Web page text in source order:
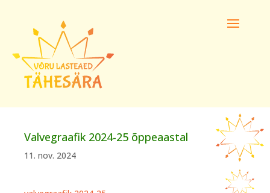
Valvegraafik 2024-25 õppeaastal
11. nov. 2024